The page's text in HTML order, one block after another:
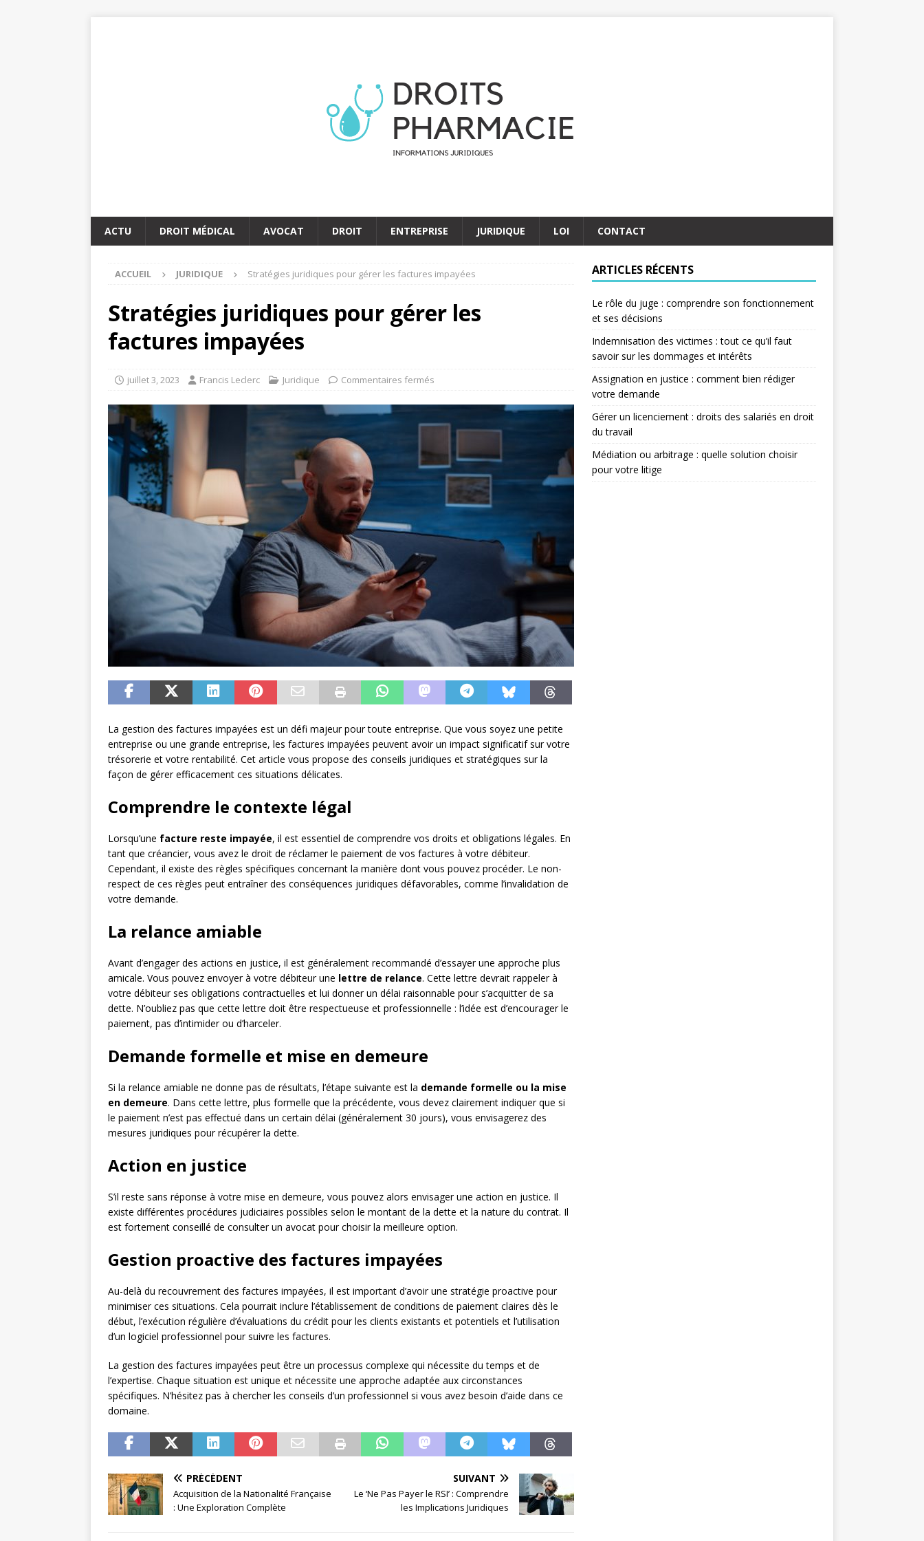
ACTU DROIT MÉDICAL AVOCAT DROIT ENTREPRISE JURIDIQUE LOI CONTACT
ACCUEIL JURIDIQUE Stratégies juridiques pour gérer les factures impayées
Stratégies juridiques pour gérer les
factures impayées
juillet 3, 2023 Francis Leclerc Juridique Commentaires fermés
La gestion des factures impayées est un défi majeur pour toute entreprise. Que vous soyez une petite
entreprise ou une grande entreprise, les factures impayées peuvent avoir un impact significatif sur votre
trésorerie et votre rentabilité. Cet article vous propose des conseils juridiques et stratégiques sur la
façon de gérer efficacement ces situations délicates.
Comprendre le contexte légal
Lorsqu’une facture reste impayée, il est essentiel de comprendre vos droits et obligations légales. En
tant que créancier, vous avez le droit de réclamer le paiement de vos factures à votre débiteur.
Cependant, il existe des règles spécifiques concernant la manière dont vous pouvez procéder. Le non-
respect de ces règles peut entraîner des conséquences juridiques défavorables, comme l’invalidation de
votre demande.
La relance amiable
Avant d’engager des actions en justice, il est généralement recommandé d’essayer une approche plus
amicale. Vous pouvez envoyer à votre débiteur une lettre de relance. Cette lettre devrait rappeler à
votre débiteur ses obligations contractuelles et lui donner un délai raisonnable pour s’acquitter de sa
dette. N’oubliez pas que cette lettre doit être respectueuse et professionnelle : l’idée est d’encourager le
paiement, pas d’intimider ou d’harceler.
Demande formelle et mise en demeure
Si la relance amiable ne donne pas de résultats, l’étape suivante est la demande formelle ou la mise
en demeure. Dans cette lettre, plus formelle que la précédente, vous devez clairement indiquer que si
le paiement n’est pas effectué dans un certain délai (généralement 30 jours), vous envisagerez des
mesures juridiques pour récupérer la dette.
Action en justice
S’il reste sans réponse à votre mise en demeure, vous pouvez alors envisager une action en justice. Il
existe différentes procédures judiciaires possibles selon le montant de la dette et la nature du contrat. Il
est fortement conseillé de consulter un avocat pour choisir la meilleure option.
Gestion proactive des factures impayées
Au-delà du recouvrement des factures impayées, il est important d’avoir une stratégie proactive pour
minimiser ces situations. Cela pourrait inclure l’établissement de conditions de paiement claires dès le
début, l’exécution régulière d’évaluations du crédit pour les clients existants et potentiels et l’utilisation
d’un logiciel professionnel pour suivre les factures.
La gestion des factures impayées peut être un processus complexe qui nécessite du temps et de
l’expertise. Chaque situation est unique et nécessite une approche adaptée aux circonstances
spécifiques. N’hésitez pas à chercher les conseils d’un professionnel si vous avez besoin d’aide dans ce
domaine.
PRÉCÉDENT
Acquisition de la Nationalité Française
: Une Exploration Complète
SUIVANT
Le ‘Ne Pas Payer le RSI’ : Comprendre
les Implications Juridiques
ARTICLES RÉCENTS
Le rôle du juge : comprendre son fonctionnement
et ses décisions
Indemnisation des victimes : tout ce qu’il faut
savoir sur les dommages et intérêts
Assignation en justice : comment bien rédiger
votre demande
Gérer un licenciement : droits des salariés en droit
du travail
Médiation ou arbitrage : quelle solution choisir
pour votre litige